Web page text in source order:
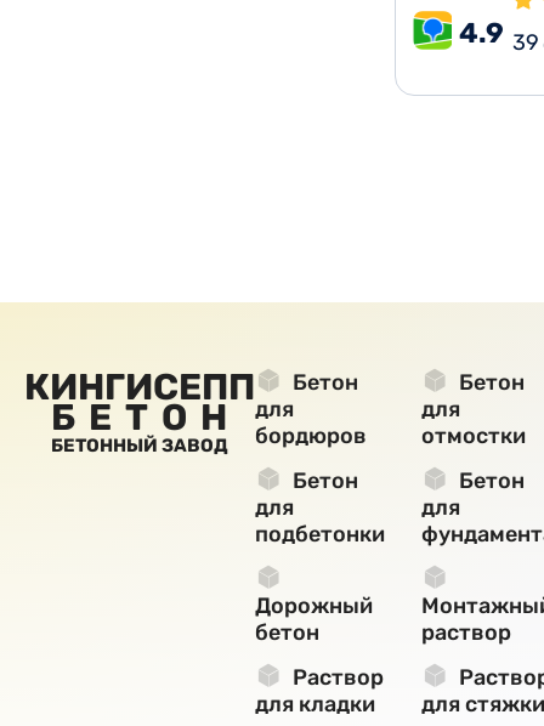
4.9 39
КИНГИСЕПП
БЕТОН
БЕТОННЫЙ ЗАВОД
Бетон
для
бордюров
Бетон
для
отмостки
Бетон
для
подбетонки
Бетон
для
Дорожный
бетон
раствор
Раствор
для кладки
для стяжки